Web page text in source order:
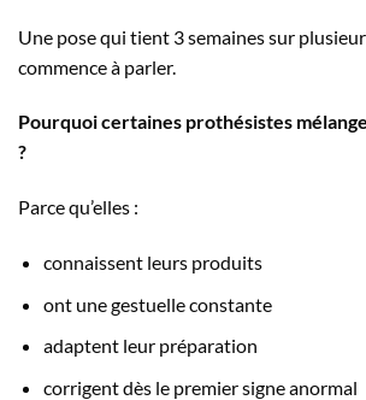
Une pose qui tient 3 semaines sur
commence à parler.
Pourquoi certaines prothésistes
?
Parce qu’elles :
connaissent leurs produits
ont une gestuelle constante
adaptent leur préparation
corrigent dès le premier signe anormal